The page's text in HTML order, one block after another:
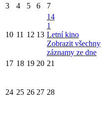
3 4 5 6 7
10 11 12 13
14
1
Letní kino
Zobrazit všechny
záznamy ze dne
17 18 19 20 21
24 25 26 27 28